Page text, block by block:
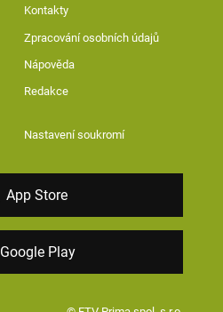
Kontakty
Zpracování osobních údajů
Nápověda
Redakce
Nastavení soukromí
App Store
Google Play